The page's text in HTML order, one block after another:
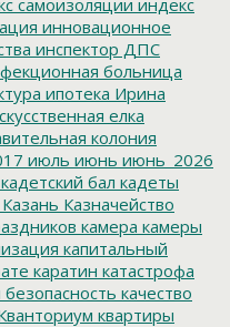
инновационное
инспектор ДПС
больница
ипотека Ирина
елка
колония
июль июнь июнь_2026
кадетский бал кадеты
Казань Казначейство
камера камеры
капитальный
каратин катастрофа
безопасность качество
квартиры